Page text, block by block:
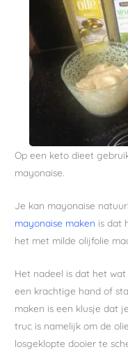
Op een keto dieet
mayonaise.
Je kan mayonaise
mayonaise maken is dat
het met milde olijfolie
Het nadeel is dat het
een krachtige hand of
maken is een klusje dat
truc is namelijk om de
losgeklopte dooier te